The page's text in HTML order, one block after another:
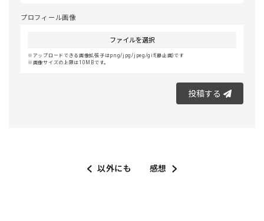
プロフィール画像
ファイルを選択
アップロードできる画像拡張子はpng/jpg/jpeg/gif(静止画)です
画像サイズの上限は10MBです。
投稿する
以外にも 感想